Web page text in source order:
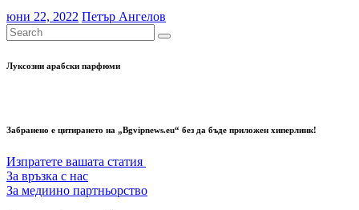
юни 22, 2022 Петър Ангелов
Луксозни арабски парфюми
Забранено е цитирането на „Bgvipnews.eu“ без да бъде приложен хиперлинк!
Изпратете вашата статия
За връзка с нас
За медиино партньорство